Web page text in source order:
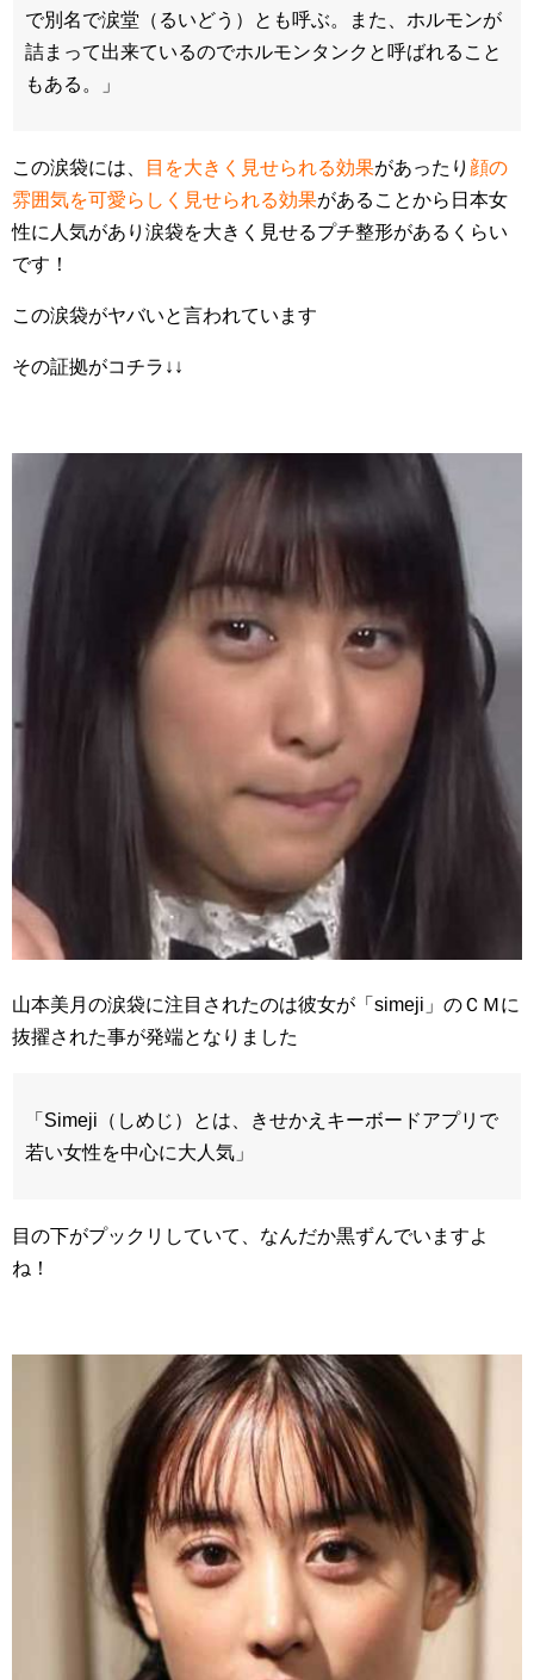
で別名で涙堂（るいどう）とも呼ぶ。また、ホルモンが
詰まって出来ているのでホルモンタンクと呼ばれること
もある。」
この涙袋には、 目を大きく見せられる効果があったり 顔の
雰囲気を可愛らしく見せられる効果があることから日本女
性に人気があり涙袋を大きく見せるプチ整形があるくらい
です！
この涙袋がヤバいと言われています
その証拠がコチラ↓↓
山本美月の涙袋に注目されたのは彼女が「simeji」のＣＭに
抜擢された事が発端となりました
「Simeji（しめじ）とは、きせかえキーボードアプリで
若い女性を中心に大人気」
目の下がプックリしていて、なんだか黒ずんでいますよ
ね！